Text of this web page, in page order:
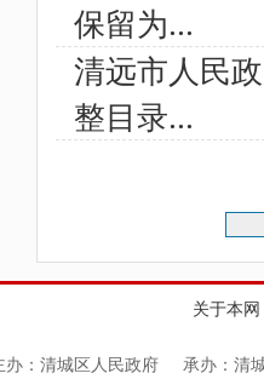
保留为...
清远市人民
整目录...
关于本网
办：清城区人民政府
承办：清